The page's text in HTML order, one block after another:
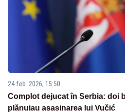
24 feb. 2026, 15:50
Complot dejucat în Serbia: doi
plănuiau asasinarea lui Vučić